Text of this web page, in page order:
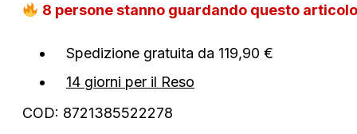
cappuccio
logo
8 persone stanno guardando questo
Spedizione gratuita da 119,90 €
14 giorni per il Reso
COD: 8721385522278